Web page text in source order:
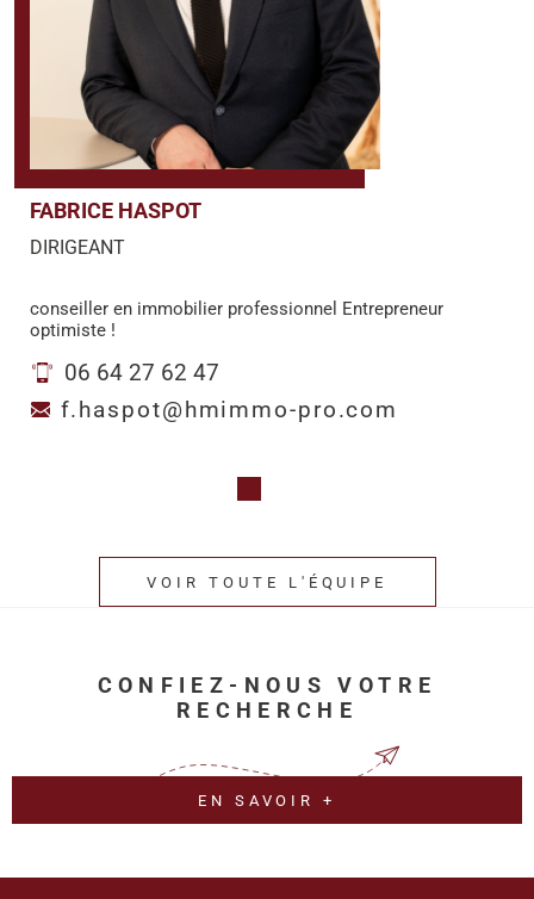
FABRICE HASPOT
DIRIGEANT
conseiller en immobilier professionnel Entrepreneur
optimiste !
06 64 27 62 47
f.haspot@hmimmo-pro.com
VOIR TOUTE L'ÉQUIPE
CONFIEZ-NOUS VOTRE
RECHERCHE
EN SAVOIR +